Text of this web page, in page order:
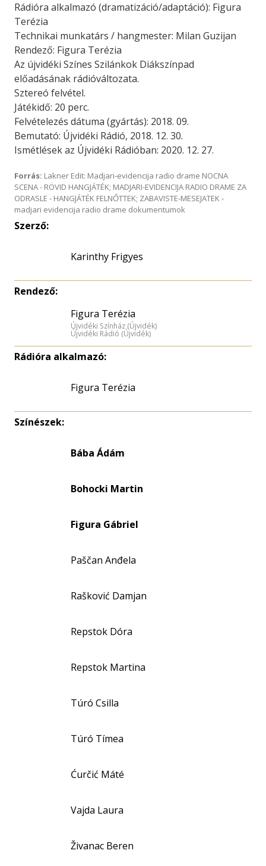
Rádióra alkalmazó (dramatizáció/adaptáció): Figura
Terézia
Technikai munkatárs / hangmester: Milan Guzijan
Rendező: Figura Terézia
Az újvidéki Színes Szilánkok Diákszínpad
előadásának rádióváltozata.
Sztereó felvétel.
Játékidő: 20 perc.
Felvételezés dátuma (gyártás): 2018. 09.
Bemutató: Újvidéki Rádió, 2018. 12. 30.
Ismétlések az Újvidéki Rádióban: 2020. 12. 27.
Forrás: Lakner Edit: Madjari-evidencija radio drame NOCNA
SCENA - RÖVID HANGJÁTÉK; MADJARI-EVIDENCIJA RADIO DRAME ZA
ODRASLE - HANGJÁTÉK FELNŐTTEK; ZABAVISTE-MESEJATEK -
madjari evidencija radio drame dokumentumok
Szerző:
Karinthy Frigyes
Rendező:
Figura Terézia
Újvidéki Színház (Újvidék)
Újvidéki Rádió (Újvidék)
Rádióra alkalmazó:
Figura Terézia
Színészek:
Bába Ádám
Bohocki Martin
Figura Gábriel
Paščan Anđela
Rašković Damjan
Repstok Dóra
Repstok Martina
Túró Csilla
Túró Tímea
Ćurčić Máté
Vajda Laura
Živanac Beren